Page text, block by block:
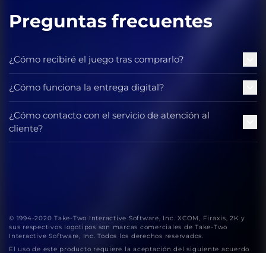
Preguntas frecuentes
¿Cómo recibiré el juego tras comprarlo?
¿Cómo funciona la entrega digital?
¿Cómo contacto con el servicio de atención al
cliente?
© 1994-2020 Take-Two Interactive Software, Inc. XCOM, Firaxis, 2K y
sus respectivos logotipos son marcas comerciales de Take-Two
Interactive Software, Inc. Todos los derechos reservados.
El uso de este producto requiere la aceptación del siguiente acuerdo